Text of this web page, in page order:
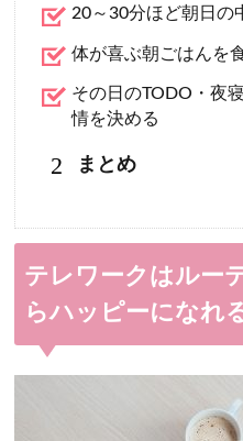
20～30分ほど朝日の
体が喜ぶ朝ごはんを
その日のTODO・夜
情を決める
2 まとめ
テレワークはルーティンが大事！朝か
らハッピーになれ